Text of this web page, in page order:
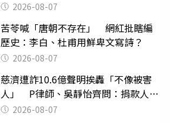
2026-08-07
苦苓喊「唐朝不存在」 網紅批瞎編
歷史：李白、杜甫用鮮卑文寫詩？
2026-08-07
慈濟遭詐10.6億聲明挨轟「不像被害
人」 P律師、吳靜怡齊問：捐款人有
權知道真相
2026-08-07